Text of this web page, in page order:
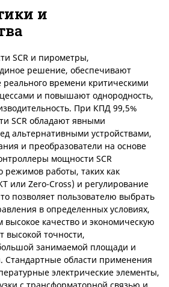
и
SCR и пирометры,
решение, обеспечивают
времени критическими
и повышают однородность,
При КПД 99,5%
SCR обладают явными
альтернативными устройствами,
и преобразователи на основе
мощности SCR
режимов работы, таких как
или Zero-Cross) и регулирование
позволяет пользователю выбрать
в определенных условиях,
высокое качество и экономическую
высокой точности,
занимаемой площади и
Стандартные области применения
электрические элементы,